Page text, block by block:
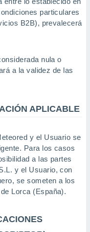
particulares
B2B), prevalecerá
nula o
a la validez de las
APLICABLE
y el Usuario se
Para los casos
a las partes
y el Usuario, con
se someten a los
Lorca (España).